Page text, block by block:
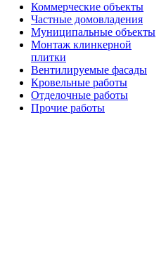
Коммерческие объекты
Частные домовладения
Муниципальные объекты
Монтаж клинкерной
плитки
Вентилируемые фасады
Кровельные работы
Отделочные работы
Прочие работы